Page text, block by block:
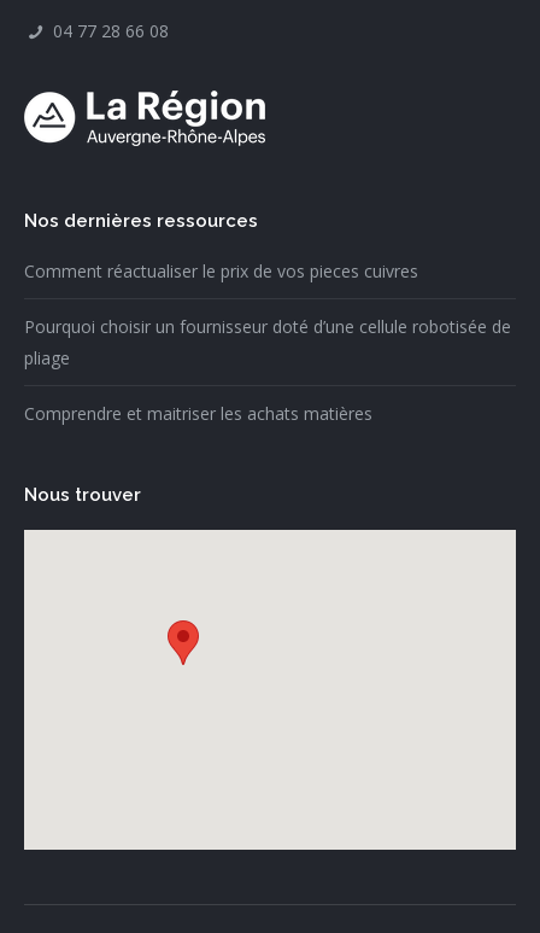
04 77 28 66 08
Nos dernières ressources
Comment réactualiser le prix de vos pieces cuivres
Pourquoi choisir un fournisseur doté d’une cellule robotisée de
pliage
Comprendre et maitriser les achats matières
Nous trouver